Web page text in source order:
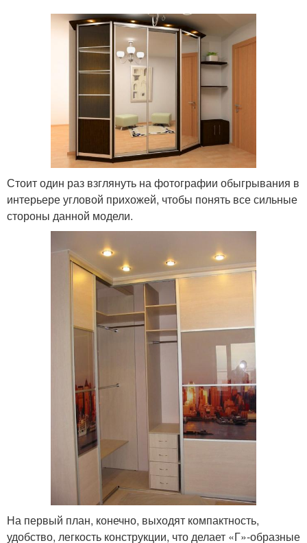
Стоит один раз взглянуть на фотографии обыгрывания в
интерьере угловой прихожей, чтобы понять все сильные
стороны данной модели.
На первый план, конечно, выходят компактность,
удобство, легкость конструкции, что делает «Г»-образные